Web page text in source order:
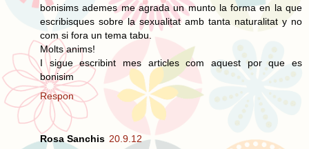
bonisims ademes me agrada un munto la forma en la que
escribisques sobre la sexualitat amb tanta naturalitat y no
com si fora un tema tabu.
Molts anims!
I sigue escribint mes articles com aquest por que es
bonisim
Respon
Rosa Sanchis 20.9.12